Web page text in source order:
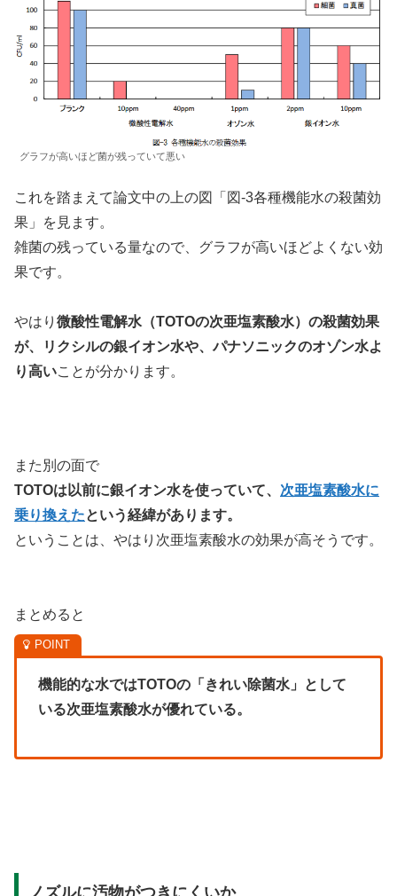
グラフが高いほど菌が残っていて悪い
これを踏まえて論文中の上の図「図-3各種機能水の殺菌効
果」を見ます。
雑菌の残っている量なので、グラフが高いほどよくない効
果です。
やはり 微酸性電解水（TOTOの次亜塩素酸水）の殺菌効果
が、リクシルの銀イオン水や、パナソニックのオゾン水よ
り高いことが分かります。
また別の面で
TOTOは以前に銀イオン水を使っていて、 次亜塩素酸水に
乗り換えたという経緯があります。
ということは、やはり次亜塩素酸水の効果が高そうです。
まとめると
機能的な水ではTOTOの「きれい除菌水」として
いる次亜塩素酸水が優れている。